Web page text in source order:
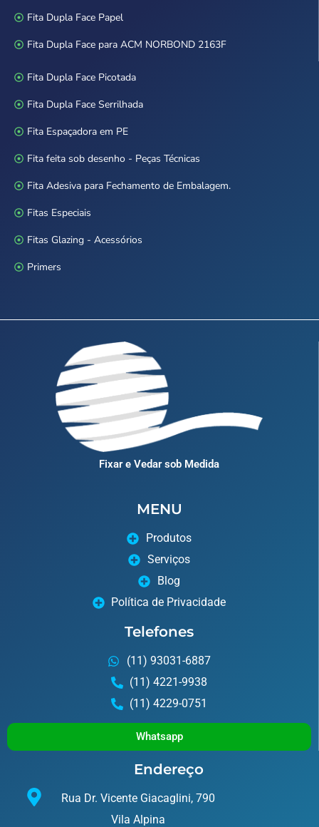
Fita Dupla Face Papel
Fita Dupla Face para ACM NORBOND 2163F
Fita Dupla Face Picotada
Fita Dupla Face Serrilhada
Fita Espaçadora em PE
Fita feita sob desenho - Peças Técnicas
Fita Adesiva para Fechamento de Embalagem.
Fitas Especiais
Fitas Glazing - Acessórios
Primers
Fixar e Vedar sob Medida
MENU
Produtos
Serviços
Blog
Política de Privacidade
Telefones
(11) 93031-6887
(11) 4221-9938
(11) 4229-0751
Whatsapp
Endereço
Rua Dr. Vicente Giacaglini, 790
Vila Alpina